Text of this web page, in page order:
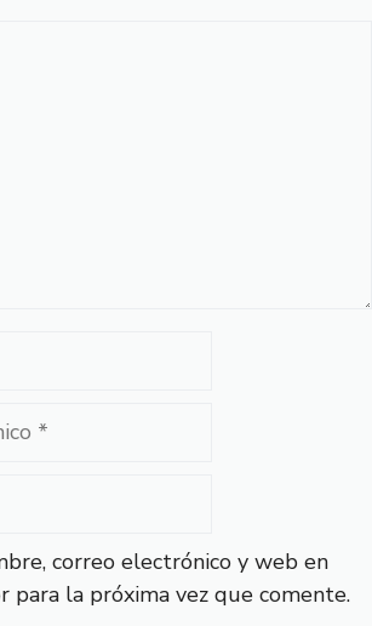
correo electrónico y web en
para la próxima vez que comente.